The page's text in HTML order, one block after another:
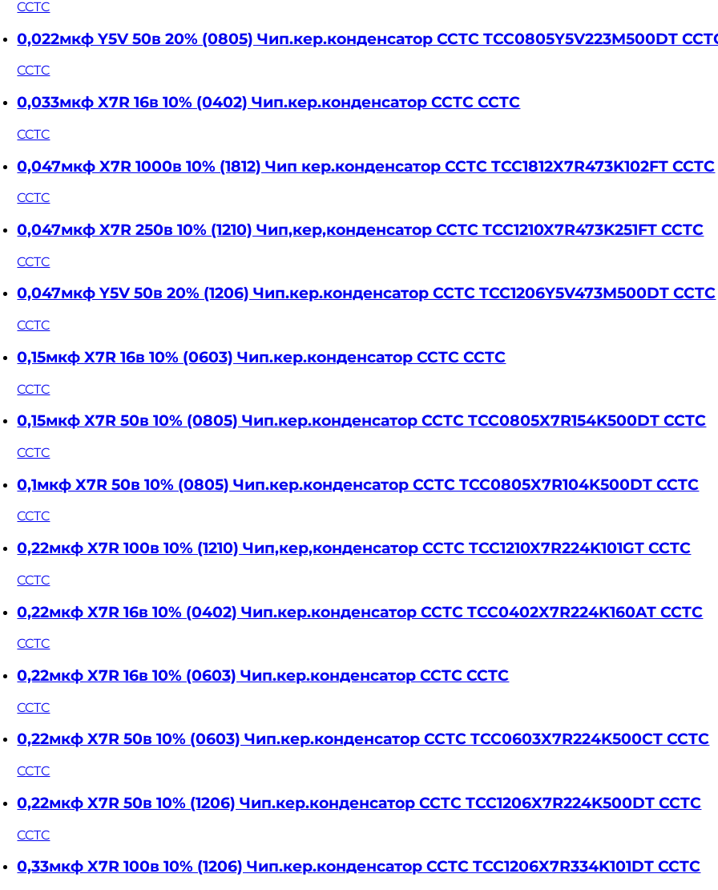
CCTC
0,022мкф Y5V 50в 20% (0805) Чип.кер.конденсатор CCTC TCC0805Y5V223M500DT
CCTC
0,033мкф X7R 16в 10% (0402) Чип.кер.конденсатор CCTC CCTC
CCTC
0,047мкф X7R 1000в 10% (1812) Чип кер.конденсатор CCTC TCC1812X7R473K102FT CCTC
CCTC
0,047мкф X7R 250в 10% (1210) Чип,кер,конденсатор CCTC TCC1210X7R473K251FT CCTC
CCTC
0,047мкф Y5V 50в 20% (1206) Чип.кер.конденсатор CCTC TCC1206Y5V473M500DT CCTC
CCTC
0,15мкф X7R 16в 10% (0603) Чип.кер.конденсатор CCTC CCTC
CCTC
0,15мкф X7R 50в 10% (0805) Чип.кер.конденсатор CCTC TCC0805X7R154K500DT CCTC
CCTC
0,1мкф X7R 50в 10% (0805) Чип.кер.конденсатор CCTC TCC0805X7R104K500DT CCTC
CCTC
0,22мкф X7R 100в 10% (1210) Чип,кер,конденсатор CCTC TCC1210X7R224K101GT CCTC
CCTC
0,22мкф X7R 16в 10% (0402) Чип.кер.конденсатор CCTC TCC0402X7R224K160AT CCTC
CCTC
0,22мкф X7R 16в 10% (0603) Чип.кер.конденсатор CCTC CCTC
CCTC
0,22мкф X7R 50в 10% (0603) Чип.кер.конденсатор CCTC TCC0603X7R224K500CT CCTC
CCTC
0,22мкф X7R 50в 10% (1206) Чип.кер.конденсатор CCTC TCC1206X7R224K500DT CCTC
CCTC
0,33мкф X7R 100в 10% (1206) Чип.кер.конденсатор CCTC TCC1206X7R334K101DT CCTC